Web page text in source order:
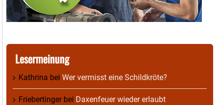
Lesermeinung
Kathrina bei Wer vermisst eine Schildkröte?
Friebertingerbei Daxenfeuer wieder erlaubt